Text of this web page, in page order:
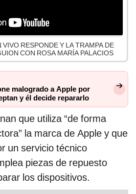
RESPONDE Y LA TRAMPA DE
CON ROSA MARÍA PALACIOS
malogrado a Apple por
y él decide repararlo
que utiliza “de forma
la marca de Apple y que
un servicio técnico
piezas de repuesto
los dispositivos.